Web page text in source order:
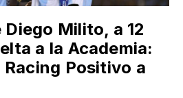
Milito, a 12
a la Academia:
Positivo a